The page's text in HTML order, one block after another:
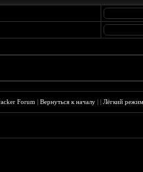
Forum |Вернуться к началу ||Лёгкий